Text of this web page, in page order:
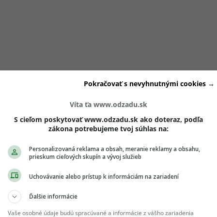
v súvislosti s
v roku 2022 . Na fotografiách pôsobila dezorientovane
a fyzickom zdraví v tom období. Neskôr sama
jej života.
detailne vrátila v podcaste Call Her Daddy , kde opísala,
už ako 14-ročná.„Keď som prvýkrát začala brať d****,
akoby som našla samu seba,
ti nič neutečie! 💌
Víta ťa www.odzadu.sk
S cieľom poskytovať www.odzadu.sk ako doteraz, podľa
zákona potrebujeme tvoj súhlas na:
Personalizovaná reklama a obsah, meranie reklamy a obsahu,
prieskum cieľových skupín a vývoj služieb
Uchovávanie alebo prístup k informáciám na zariadení
Ďalšie informácie
Vaše osobné údaje budú spracúvané a informácie z vášho zariadenia
Pokračovať s nevyhnutnými cookies →